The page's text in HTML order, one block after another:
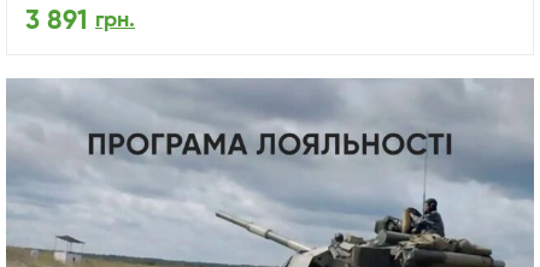
3 891 грн.